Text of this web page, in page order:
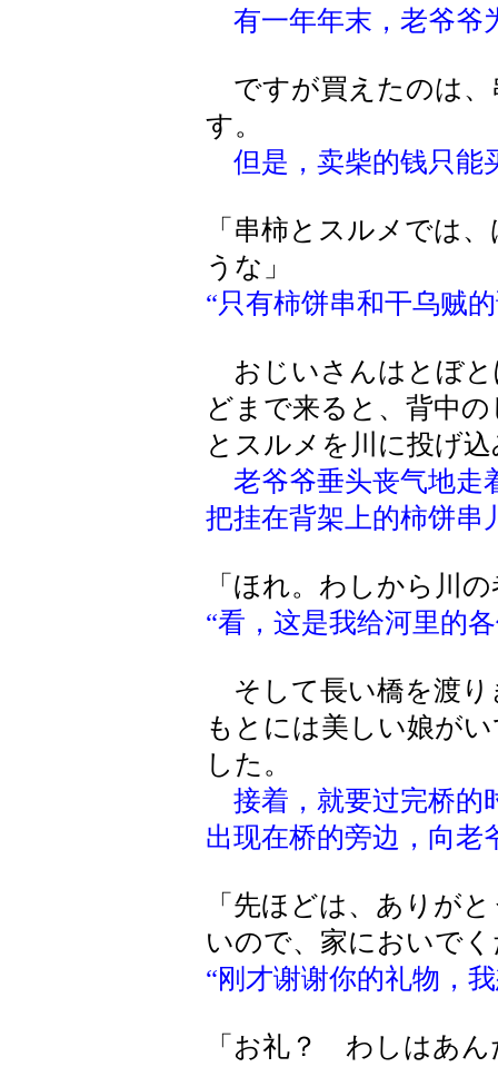
有一年年末，老爷爷
ですが買えたのは、
す。
但是，卖柴的钱只能
「串柿とスルメでは
うな」
“只有柿饼串和干乌贼
おじいさんはとぼと
どまで来ると、背中
とスルメを川に投げ
老爷爷垂头丧气地走
把挂在背架上的柿饼串
「ほれ。わしから川
“看，这是我给河里的
そして長い橋を渡り
もとには美しい娘が
した。
接着，就要过完桥的
出现在桥的旁边，向老
「先ほどは、ありが
いので、家においで
“刚才谢谢你的礼物，
「お礼？ わしはあ